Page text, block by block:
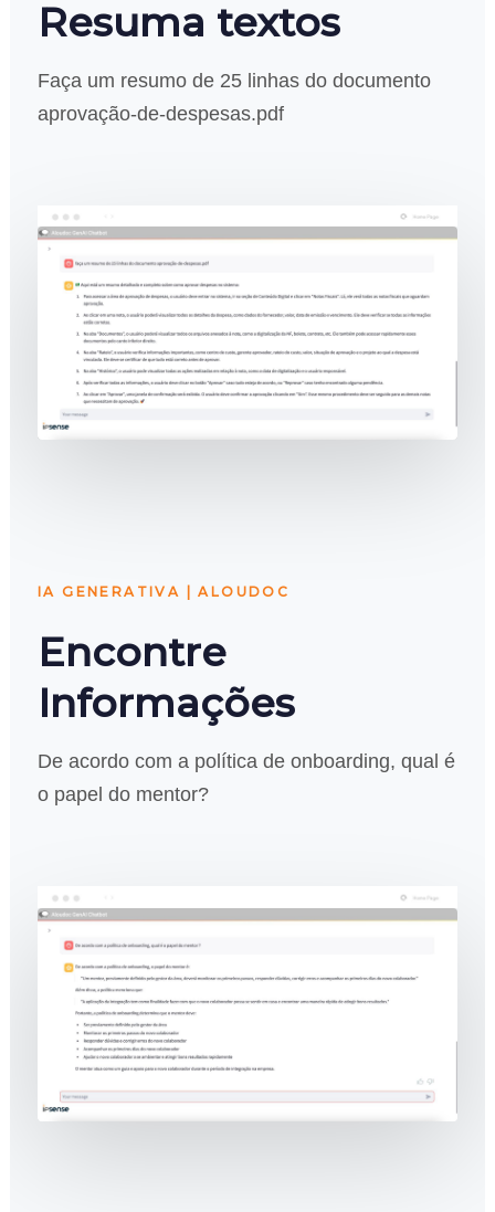
Resuma textos
Faça um resumo de 25 linhas do documento
aprovação-de-despesas.pdf
IA GENERATIVA | ALOUDOC
Encontre
Informações
De acordo com a política de onboarding, qual é
o papel do mentor?